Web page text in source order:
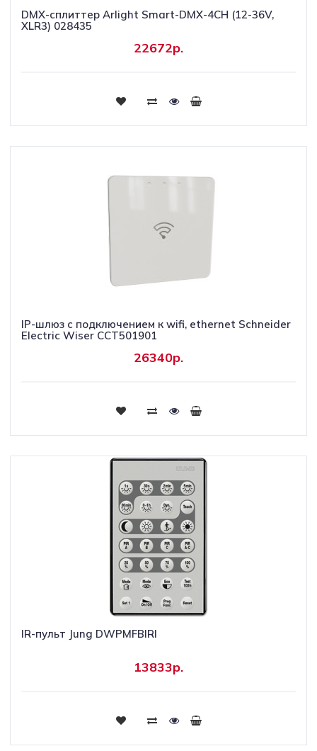
DMX-сплиттер Arlight Smart-DMX-4CH (12-36V,
XLR3) 028435
22672р.
Купить
IP-шлюз с подключением к wifi, ethernet Schneider
Electric Wiser CCT501901
26340р.
Купить
IR-пульт Jung DWPMFBIRI
13833р.
Купить